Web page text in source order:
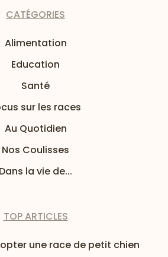
CATÉGORIES
Alimentation
Education
Santé
sur les races
Au Quotidien
Nos Coulisses
Dans la vie de...
TOP ARTICLES
une race de petit chien